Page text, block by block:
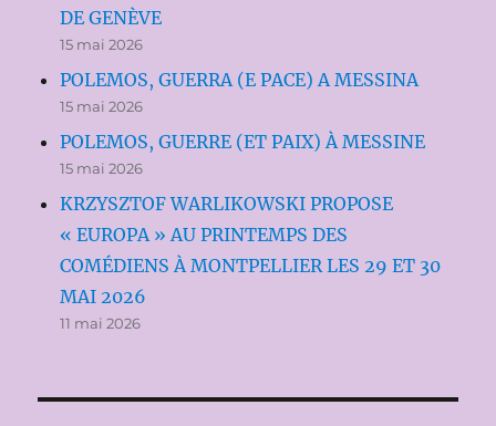
DE GENÈVE
15 mai 2026
POLEMOS, GUERRA (E PACE) A MESSINA
15 mai 2026
POLEMOS, GUERRE (ET PAIX) À MESSINE
15 mai 2026
KRZYSZTOF WARLIKOWSKI PROPOSE
« EUROPA » AU PRINTEMPS DES
COMÉDIENS À MONTPELLIER LES 29 ET 30
MAI 2026
11 mai 2026